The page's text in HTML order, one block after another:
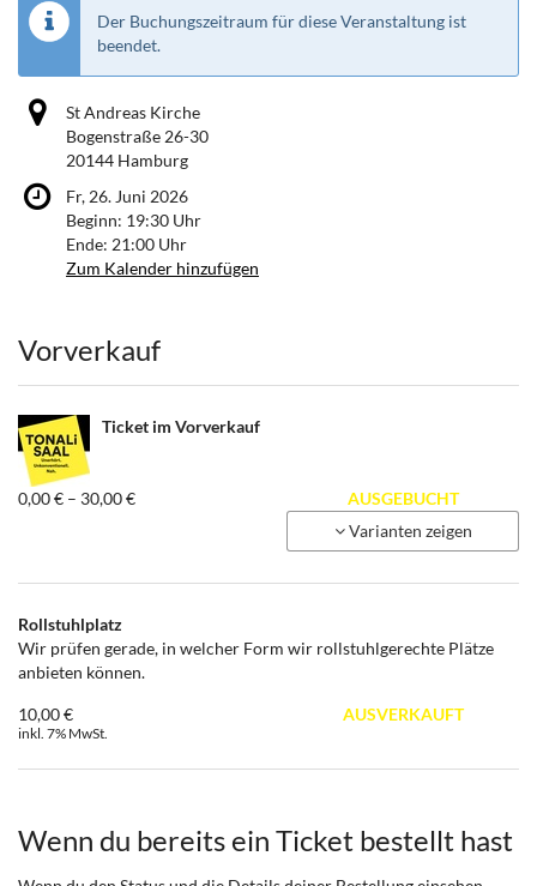
Der Buchungszeitraum für diese Veranstaltung ist
beendet.
St Andreas Kirche
Bogenstraße 26-30
20144 Hamburg
Fr, 26. Juni 2026
Beginn: 19:30 Uhr
Ende: 21:00 Uhr
Zum Kalender hinzufügen
Produkte
Vorverkauf
Ticket im Vorverkauf
von
0,00 € – 30,00 €
AUSGEBUCHT
Varianten zeigen
Rollstuhlplatz
Wir prüfen gerade, in welcher Form wir rollstuhlgerechte Plätze
anbieten können.
10,00 €
inkl. 7% MwSt.
AUSVERKAUFT
Wenn du bereits ein Ticket bestellt hast